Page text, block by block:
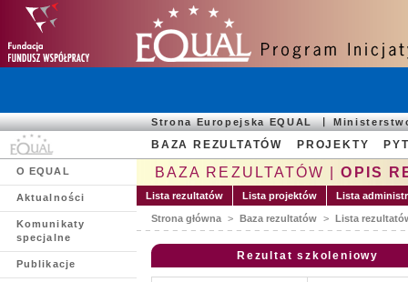
Strona Europejska EQUAL
BAZA REZULTATÓW PROJEKTY
O EQUAL
Aktualności
Komunikaty
specjalne
Publikacje
BAZA REZULTATÓW |OPIS
Lista rezultatów Lista projektów Lista
Strona główna > Baza rezultatów > Lista
Rezultat szkoleniowy